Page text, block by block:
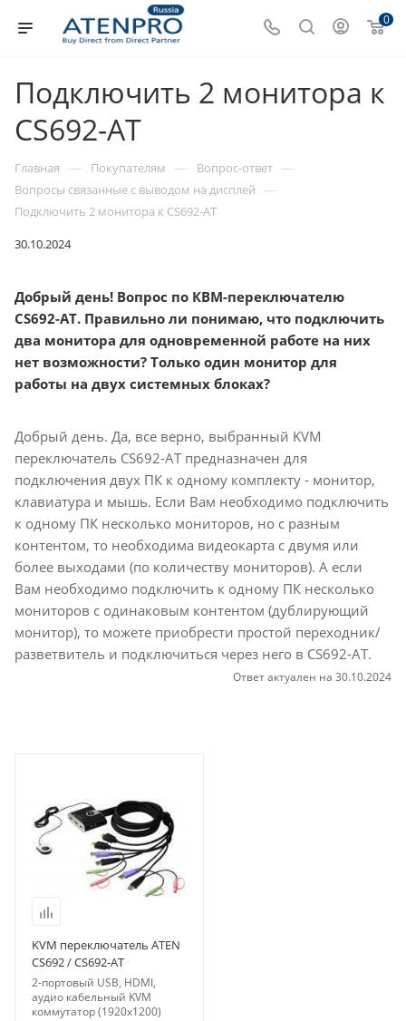
0
Подключить 2 монитора к
CS692-AT
Главная — Покупателям — Вопрос-ответ —
Вопросы связанные с выводом на дисплей —
Подключить 2 монитора к CS692-AT
30.10.2024
Добрый день! Вопрос по КВМ-переключателю
CS692-AT. Правильно ли понимаю, что подключить
два монитора для одновременной работе на них
нет возможности? Только один монитор для
работы на двух системных блоках?
Добрый день. Да, все верно, выбранный KVM
переключатель CS692-AT предназначен для
подключения двух ПК к одному комплекту - монитор,
клавиатура и мышь. Если Вам необходимо подключить
к одному ПК несколько мониторов, но с разным
контентом, то необходима видеокарта с двумя или
более выходами (по количеству мониторов). А если
Вам необходимо подключить к одному ПК несколько
мониторов с одинаковым контентом (дублирующий
монитор), то можете приобрести простой переходник/
разветвитель и подключиться через него в CS692-AT.
Ответ актуален на 30.10.2024
KVM переключатель ATEN
CS692 / CS692-AT
2-портовый USB, HDMI,
аудио кабельный KVM
коммутатор (1920x1200)